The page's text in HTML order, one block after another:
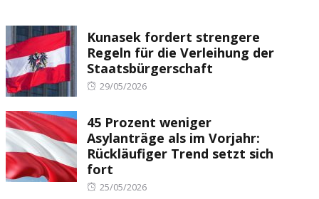
Kunasek fordert strengere
Regeln für die Verleihung der
Staatsbürgerschaft
Posted
29/05/2026
45 Prozent weniger
Asylanträge als im Vorjahr:
Rückläufiger Trend setzt sich
fort
Posted
25/05/2026